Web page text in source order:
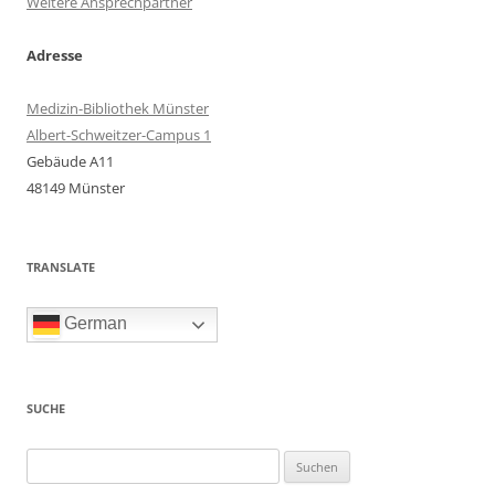
Adresse
Medizin-Bibliothek Münster
Albert-Schweitzer-Campus 1
Gebäude A11
48149 Münster
TRANSLATE
German
SUCHE
nach: